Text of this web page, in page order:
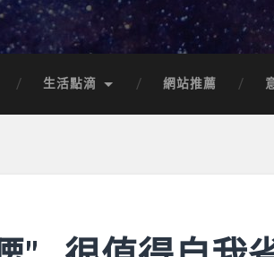
生活點滴 網站推薦